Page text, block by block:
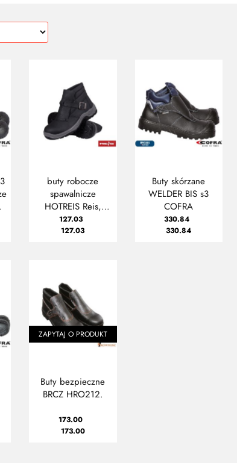
buty robocze
spawalnicze
HOTREIS Reis,
trzewiki
127.03
127.03
Buty skórzane
WELDER BIS s3
COFRA
330.84
330.84
ZAPYTAJ O PRODUKT
Buty bezpieczne
BRCZ HRO212.
173.00
173.00